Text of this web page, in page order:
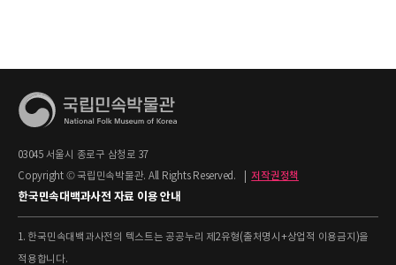
03045 서울시 종로구 삼청로 37
Copyright © 국립민속박물관. All Rights Reserved.
저작권정책
한국민속대백과사전 자료 이용 안내
1. 한국민속대백과사전의 텍스트는 공공누리 제2유형(출처명시+상업적 이용금지)을
적용합니다.